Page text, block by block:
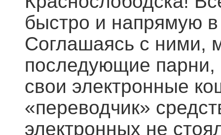
быстро и напрямую
Соглашаясь с ними,
последующие парни,
свои электронные
«переводчик»
электронных не